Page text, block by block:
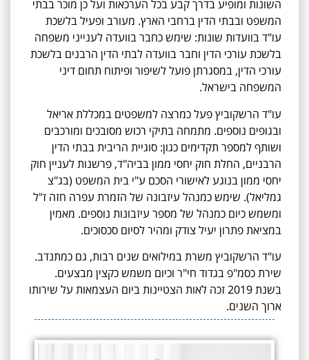
השונות ומופיע בדרך קבע בכל הערכאות ועל כן מוכר בבתי
המשפט ובבתי הדין ברחבי הארץ. מעורב ופעיל בלשכת
עו"ד בוועדות שונות: שימש כחבר בוועדה לענייני משפחה
בלשכת עורכי הדין וחבר בוועדה לבתי הדין הרבנים בלשכת
עורכי הדין, במסגרתן פועל לשיפור ופיתוח תחום דיני
המשפחה בישראל.
עו"ד הרשקוביץ פעל כמרצה למשפטים במכללת אריאל
ובגופים נוספים. מתמחה בתיקי רכוש מסובכים ומורכבים
ושותף למספר תקדימים כגון: סוגיית הריבית בבתי הדין
הרבניים, החלת חוק יחסי ממון בביה"ד, פרשנות לעניין חוק
יחסי ממון בנוגע לאישורי הסכם ע"י בית המשפט (בג"צ
גמליאל). שימש כמנהל עיזבונה של הזמרת עפרה חזה ז"ל
ומשמש כיום כמנהל של מספר עיזבונות נוספים. מאמין
במציאת פתרון יעיל צודק ומהיר לסיום סכסוכים.
עו"ד הרשקוביץ משרת במילואים שנים רבות, גם כמתנדב.
שירת כסמ"פ בגדוד חי"ר וכיום משמש כקצין מבצעים.
בשנת 2019 זכה לאות הצטיינות ביום העצמאות על שירותו
ארוך השנים.